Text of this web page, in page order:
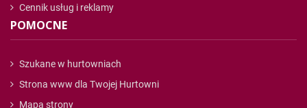
Cennik usług i reklamy
POMOCNE
Szukane w hurtowniach
Strona www dla Twojej Hurtowni
Mapa strony